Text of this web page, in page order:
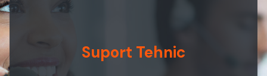
Suport Tehnic